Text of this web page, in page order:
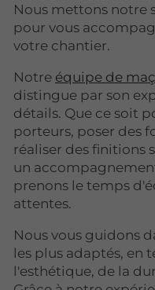
Nous mettons notre
pour vous
votre chantier.
Notre équipe de
distingue par son
détails. Que ce soit
porteurs, poser des
réaliser des finitions
un
prenons le temps
attentes.
Nous vous guidons
les plus adaptés, en
l'esthétique, de la